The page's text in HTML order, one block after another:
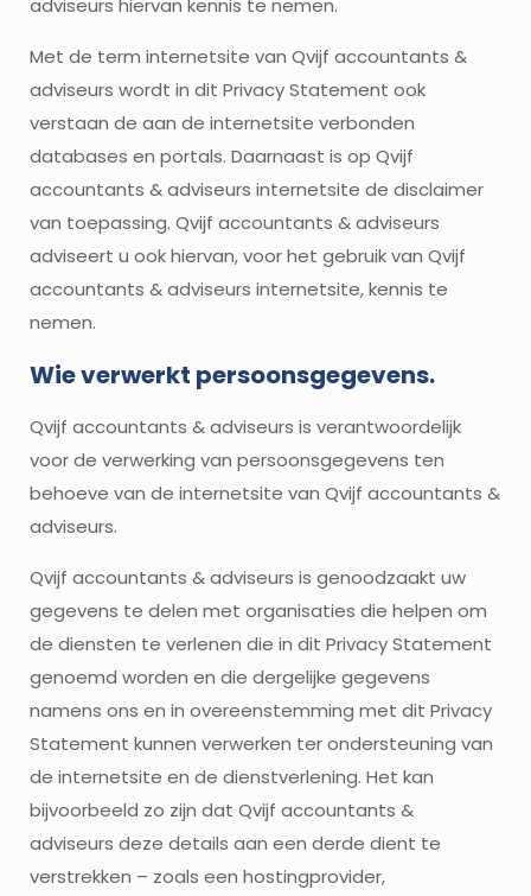
adviseurs hiervan kennis te nemen.
Met de term internetsite van Qvijf accountants &
adviseurs wordt in dit Privacy Statement ook
verstaan de aan de internetsite verbonden
databases en portals. Daarnaast is op Qvijf
accountants & adviseurs internetsite de disclaimer
van toepassing. Qvijf accountants & adviseurs
adviseert u ook hiervan, voor het gebruik van Qvijf
accountants & adviseurs internetsite, kennis te
nemen.
Wie verwerkt persoonsgegevens.
Qvijf accountants & adviseurs is verantwoordelijk
voor de verwerking van persoonsgegevens ten
behoeve van de internetsite van Qvijf accountants &
adviseurs.
Qvijf accountants & adviseurs is genoodzaakt uw
gegevens te delen met organisaties die helpen om
de diensten te verlenen die in dit Privacy Statement
genoemd worden en die dergelijke gegevens
namens ons en in overeenstemming met dit Privacy
Statement kunnen verwerken ter ondersteuning van
de internetsite en de dienstverlening. Het kan
bijvoorbeeld zo zijn dat Qvijf accountants &
adviseurs deze details aan een derde dient te
verstrekken – zoals een hostingprovider,